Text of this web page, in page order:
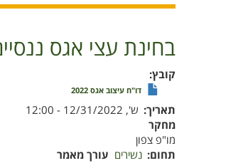
בחינת עצי אגס
קובץ
דו"ח עיצוב אגס 2022
תאריך ש', 12/31/2022 - 12:00
מחקר
מו"פ צפון
תחום נשירים עורך מאמר